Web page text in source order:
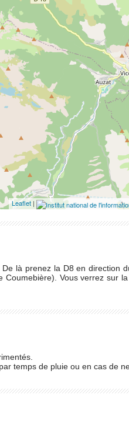
Leaflet |
. De là prenez la D8 en direction
Coumebière). Vous verrez sur
temps de pluie ou en cas de